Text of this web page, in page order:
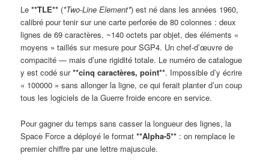
Le**TLE** (*Two-Line Element*) est né dans les années 1960,
calibré pour tenir sur une carte perforée de 80 colonnes : deux
lignes de 69 caractères, ~140 octets par objet, des éléments «
moyens » taillés sur mesure pour SGP4. Un chef-d’œuvre de
compacité — mais d’une rigidité totale. Le numéro de catalogue
y est codé sur**cinq caractères, point**. Impossible d’y écrire
« 100000 » sans allonger la ligne, ce qui ferait planter d’un coup
tous les logiciels de la Guerre froide encore en service.
Pour gagner du temps sans casser la longueur des lignes, la
Space Force a déployé le format**Alpha-5** : on remplace le
premier chiffre par une lettre majuscule.